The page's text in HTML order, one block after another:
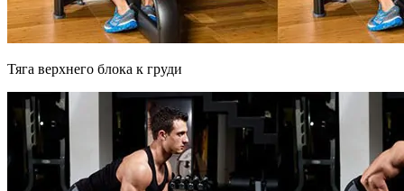
Тяга верхнего блока к груди